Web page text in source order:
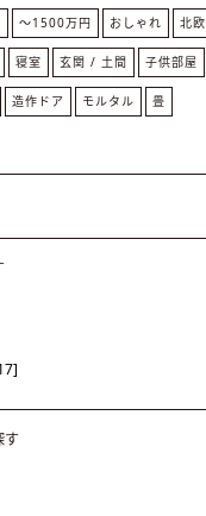
～1500万円 おしゃれ 北欧
寝室 玄関 / 土間 子供部屋
造作ドア モルタル 畳
す